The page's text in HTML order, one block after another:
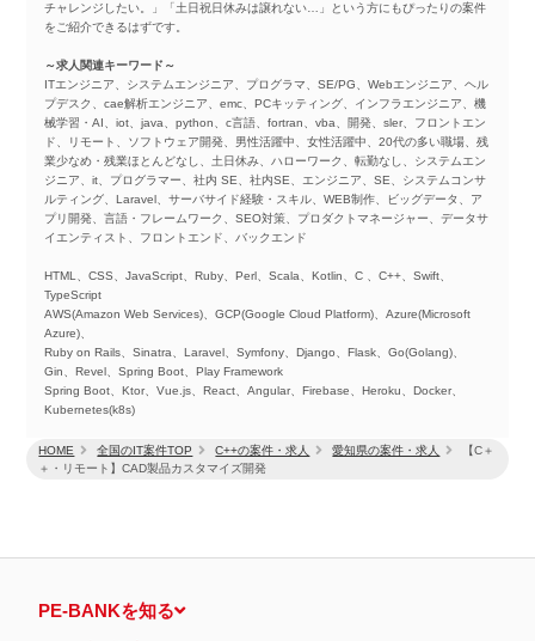
HOME 全国のIT案件TOP C++の案件・求人 愛知県の案件・求人
【C＋
＋・リモート】CAD製品カスタマイズ開発
チャレンジしたい。」「土日祝日休みは譲れない…」という方にもぴったりの案件
をご紹介できるはずです。
～求人関連キーワード～
ITエンジニア、システムエンジニア、プログラマ、SE/PG、Webエンジニア、ヘル
プデスク、cae解析エンジニア、emc、PCキッティング、インフラエンジニア、機
械学習・AI、iot、java、python、c言語、fortran、vba、開発、sler、フロントエン
ド、リモート、ソフトウェア開発、男性活躍中、女性活躍中、20代の多い職場、残
業少なめ・残業ほとんどなし、土日休み、ハローワーク、転勤なし、システムエン
ジニア、it、プログラマー、社内 SE、社内SE、エンジニア、SE、システムコンサ
ルティング、Laravel、サーバサイド経験・スキル、WEB制作、ビッグデータ、ア
プリ開発、言語・フレームワーク、SEO対策、プロダクトマネージャー、データサ
イエンティスト、フロントエンド、バックエンド
HTML、CSS、JavaScript、Ruby、Perl、Scala、Kotlin、C 、C++、Swift、
TypeScript
AWS(Amazon Web Services)、GCP(Google Cloud Platform)、Azure(Microsoft
Azure)、
Ruby on Rails、Sinatra、Laravel、Symfony、Django、Flask、Go(Golang)、
Gin、Revel、Spring Boot、Play Framework
Spring Boot、Ktor、Vue.js、React、Angular、Firebase、Heroku、Docker、
Kubernetes(k8s)
PE-BANKを知る